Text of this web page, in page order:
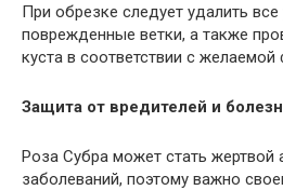
При обрезке следует удалить
поврежденные ветки, а также
куста в соответствии с
Защита от вредителей и
Роза Субра может стать жертвой
заболеваний, поэтому важно